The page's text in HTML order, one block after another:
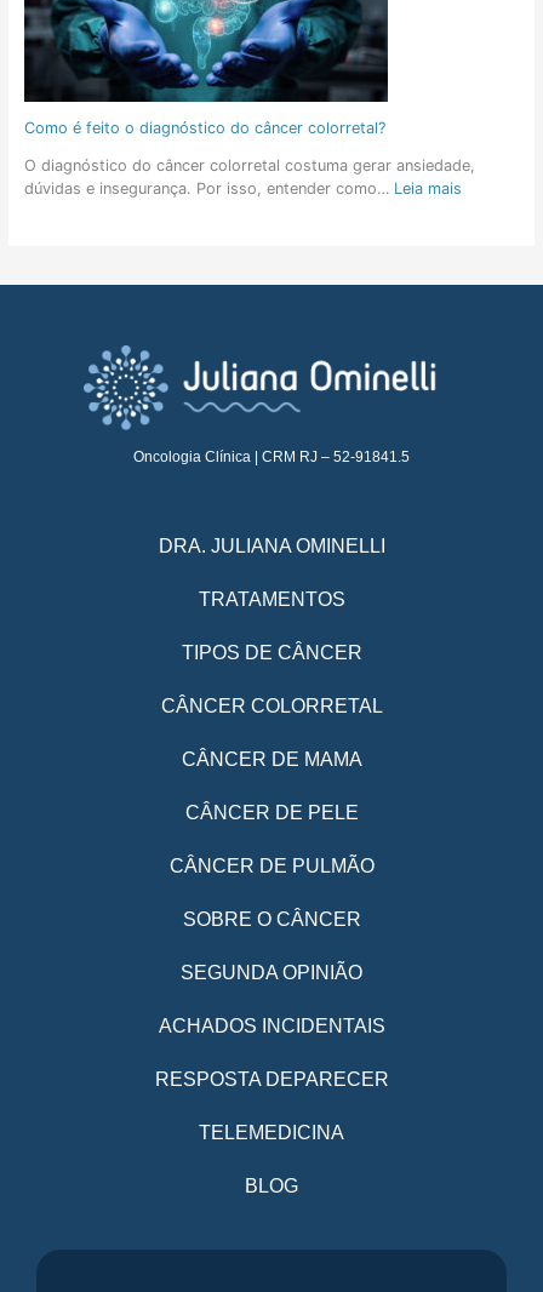
Como é feito o diagnóstico do câncer colorretal?
O diagnóstico do câncer colorretal costuma gerar ansiedade,
dúvidas e insegurança. Por isso, entender como… Leia mais
Oncologia Clínica | CRM RJ – 52-91841.5
DRA. JULIANA OMINELLI
TRATAMENTOS
TIPOS DE CÂNCER
CÂNCER COLORRETAL
CÂNCER DE MAMA
CÂNCER DE PELE
CÂNCER DE PULMÃO
SOBRE O CÂNCER
SEGUNDA OPINIÃO
ACHADOS INCIDENTAIS
RESPOSTA DEPARECER
TELEMEDICINA
BLOG